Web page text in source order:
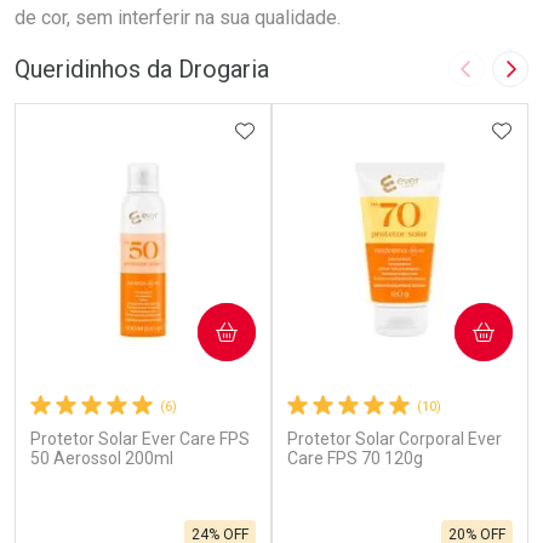
de cor, sem interferir na sua qualidade.
Queridinhos da Drogaria Imagem
(6)
Protetor Solar Ever Care FPS
50 Aerossol 200ml
24% OFF
ADICIONAR AOS FAVORITOS
COMPRAR
(10)
Protetor Solar Corporal Ever
Care FPS 70 120g
20% OFF
COMPRAR